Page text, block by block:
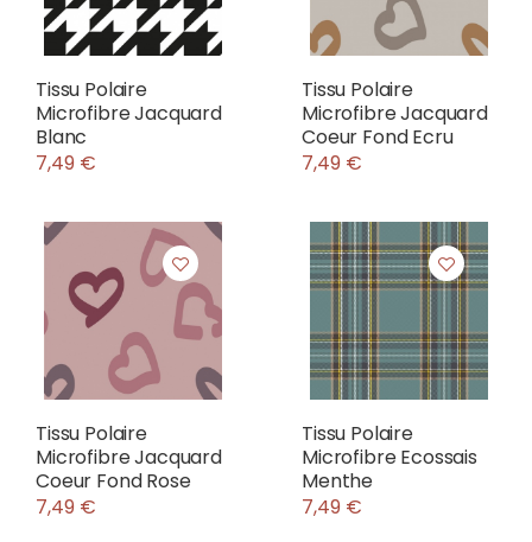
Tissu Polaire
Microfibre Jacquard
Blanc
7,49 €
Tissu Polaire
Microfibre Jacquard
Coeur Fond Ecru
7,49 €
Tissu Polaire
Microfibre Jacquard
Coeur Fond Rose
7,49 €
Tissu Polaire
Microfibre Ecossais
Menthe
7,49 €